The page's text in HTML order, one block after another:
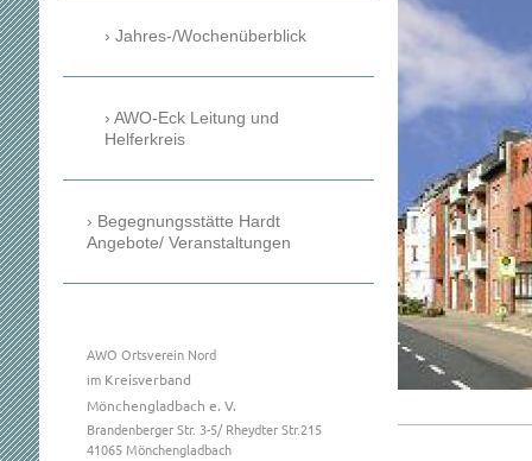
Jahres-/Wochenüberblick
AWO-Eck Leitung und
Helferkreis
Begegnungsstätte Hardt
Angebote/ Veranstaltungen
AWO Ortsverein Nord
im Kreisverband
Mönchengladbach e. V.
Brandenberger Str. 3-5/ Rheydter Str.215
41065 Mönchengladbach